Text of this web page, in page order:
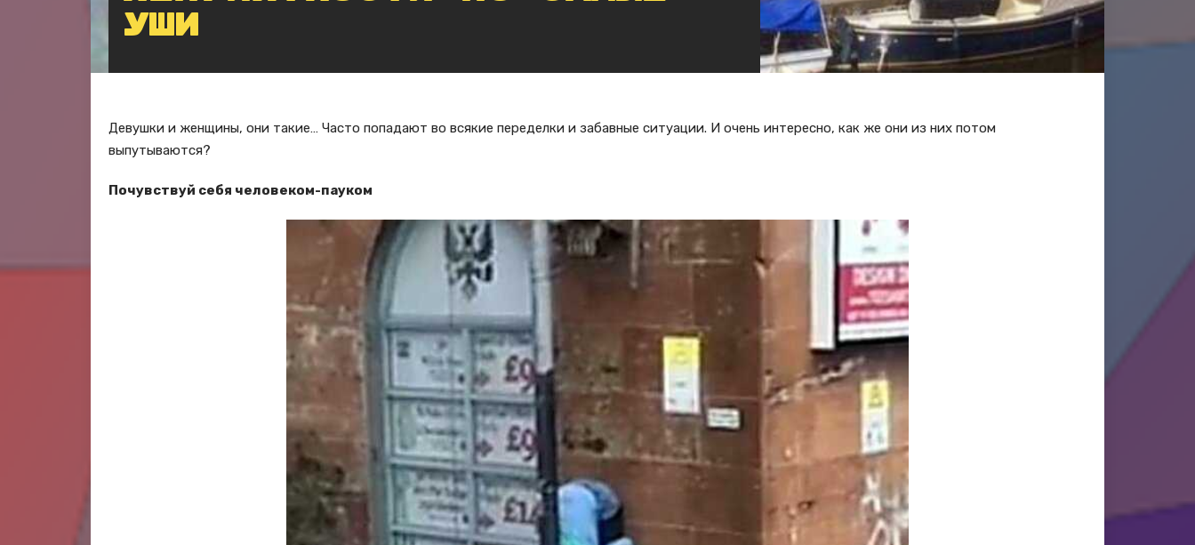
уши
Девушки и женщины, они такие… Часто попадают во всякие переделки и забавные ситуации. И очень интересно, как же они из них потом
выпутываются?
Почувствуй себя человеком-пауком